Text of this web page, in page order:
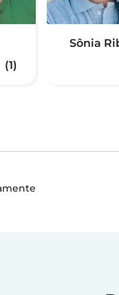
(1)
Sônia